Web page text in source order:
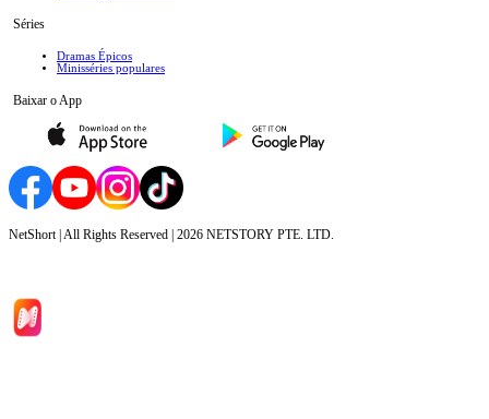
Séries
Dramas Épicos
Minisséries populares
Baixar o App
NetShort | All Rights Reserved | 2026 NETSTORY PTE. LTD.